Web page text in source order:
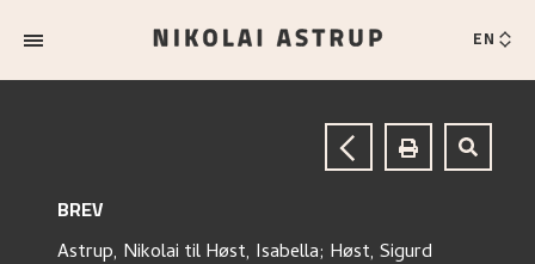
EN
BREV
Astrup, Nikolai tilHøst, Isabella; Høst, Sigurd